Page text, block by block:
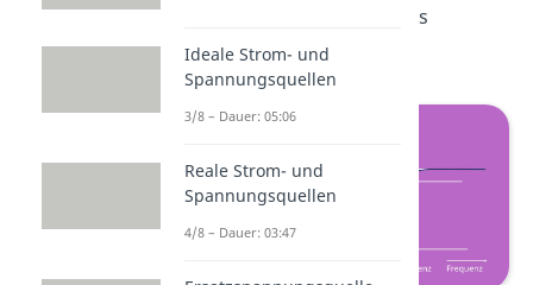
gegensätzlich zu dem eines
Tiefpasses.
Ideale Strom- und
Spannungsquellen
3/8 – Dauer: 05:06
Reale Strom- und
Spannungsquellen
4/8 – Dauer: 03:47